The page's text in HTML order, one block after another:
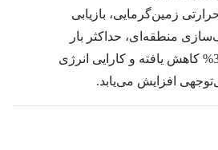
زمین‌گرمایی، بازیابی
منطقه‌ای، حداکثر بار
کاهش یافته و کارایی انرژی
افزایش می‌یابد.